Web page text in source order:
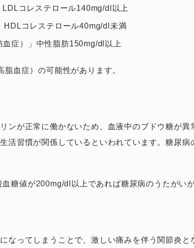
LDLコレステロール140mg/dl以上
HDLコレステロール40mg/dl未満
血症）」中性脂肪150mg/dl以上
血症）の可能性があります。
ンが正常に働かないため、血液中のブドウ糖が異
活習慣が関係しているといわれています。糖尿
糖値が200mg/dl以上であれば糖尿病のうたがいが
なってしまうことで、激しい痛みを伴う関節炎